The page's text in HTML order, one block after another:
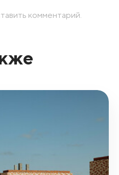
комментарий.